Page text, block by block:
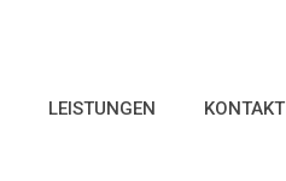
LEISTUNGEN KONTAKT